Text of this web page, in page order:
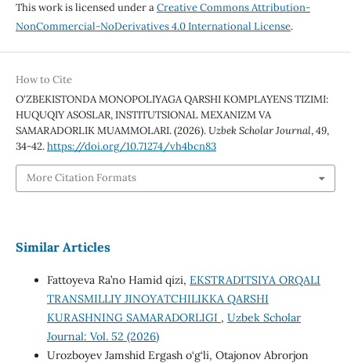
This work is licensed under aCreative Commons Attribution-
NonCommercial-NoDerivatives 4.0 International License.
How to Cite
O‘ZBEKISTONDA MONOPOLIYAGA QARSHI KOMPLAYENS TIZIMI:
HUQUQIY ASOSLAR, INSTITUTSIONAL MEXANIZM VA
SAMARADORLIK MUAMMOLARI. (2026).Uzbek Scholar Journal,49,
34-42.https://doi.org/10.71274/vh4bcn83
More Citation Formats
Similar Articles
Fattoyeva Ra’no Hamid qizi, EKSTRADITSIYA ORQALI
TRANSMILLIY JINOYATCHILIKKA QARSHI
KURASHNING SAMARADORLIGI , Uzbek Scholar
Journal: Vol. 52 (2026)
Urozboyev Jamshid Ergash o‘g‘li, Otajonov Abrorjon